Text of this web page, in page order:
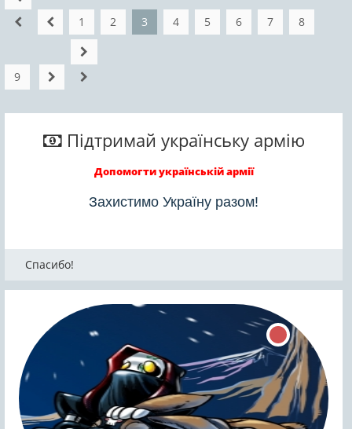
1 2 3 4 5 6 7 8
9
Підтримай українську армію
Допомогти українській армії
Захистимо Україну разом!
Спасибо!